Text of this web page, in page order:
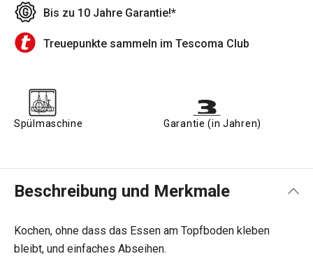
Bis zu 10 Jahre Garantie!*
Treuepunkte sammeln im Tescoma Club
Spülmaschine Garantie (in Jahren)
Beschreibung und Merkmale
Kochen, ohne dass das Essen am Topfboden kleben
bleibt, und einfaches Abseihen.